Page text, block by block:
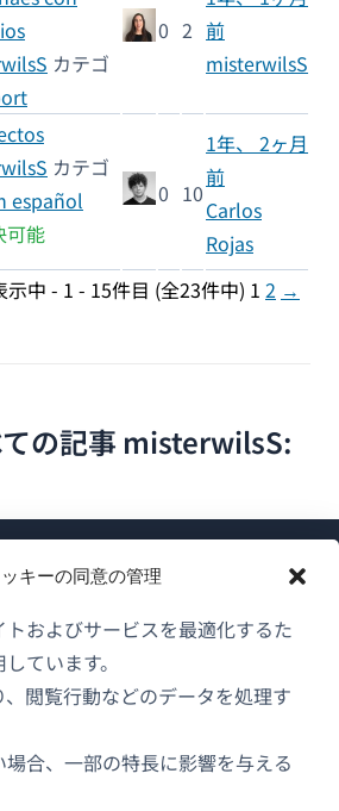
キーの同意の管理
およびサービスを最適化するた
ています。
閲覧行動などのデータを処理す
合、一部の特長に影響を与える
カテゴ
0 2 前
misterwilsS
カテゴ
español
可能
0 10
1年、 2ヶ月
前
Carlos
Rojas
中 - 1 - 15件目 (全23件中) 1 2 →
の記事 misterwilsS:
WPMLについて
びプライバシーポリシー
チームに参加（新